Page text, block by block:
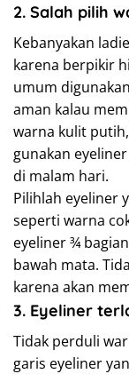
2. Salah pilih
Kebanyakan
karena berpikir
umum
aman kalau
warna kulit
gunakan
di malam hari.
Pilihlah eyeliner
seperti warna
eyeliner ¾
bawah mata.
karena akan
3. Eyeliner
Tidak perduli
garis eyeliner